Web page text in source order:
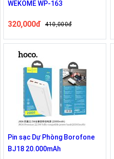
WEKOME WP-163
320,000đ 410,000đ
Pin sạc Dự Phòng Borofone
BJ18 20.000mAh